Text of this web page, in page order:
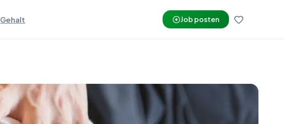
Gehalt Job posten